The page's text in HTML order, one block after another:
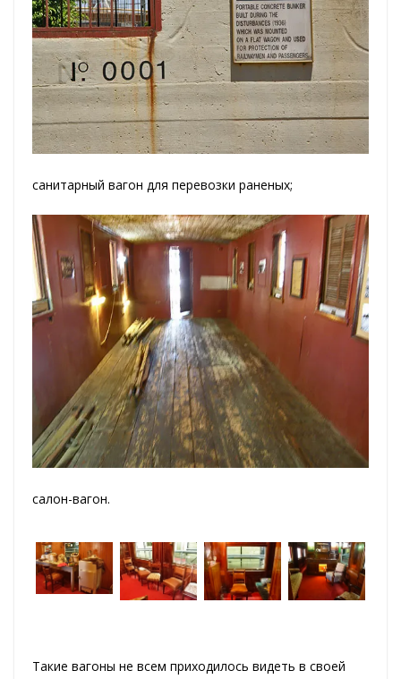
санитарный вагон для перевозки раненых;
салон-вагон.
Такие вагоны не всем приходилось видеть в своей